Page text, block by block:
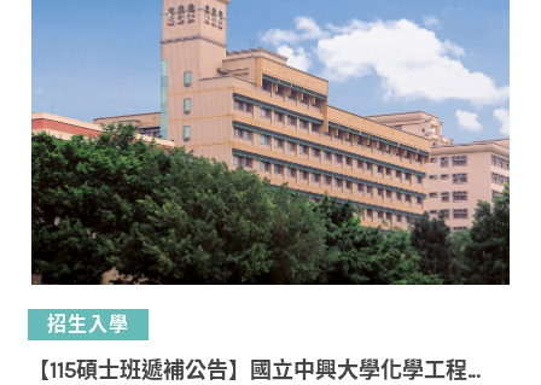
招生入學
【115碩士班遞補公告】國立中興大學化學工程學系碩士班115學年度入學第6梯次遞補公告